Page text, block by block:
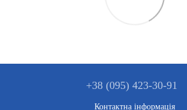
+38 (095) 423-30-91
Контактна інформація